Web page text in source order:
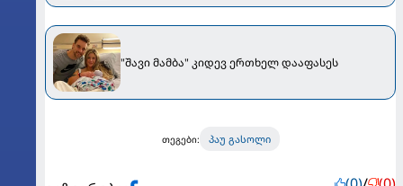
"შავი მამბა" კიდევ ერთხელ დააფასეს
თეგები: პაუ გასოლი